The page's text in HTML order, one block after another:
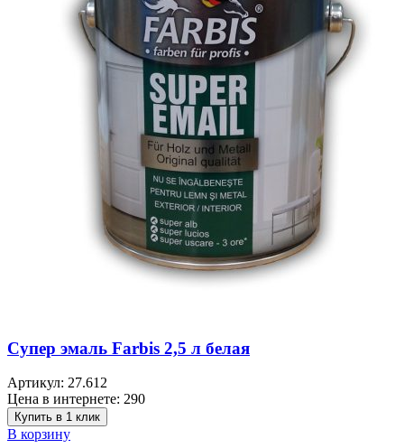
Супер эмаль Farbis 2,5 л белая
Артикул: 27.612
Цена в интернете: 290
Купить в 1 клик
В корзину